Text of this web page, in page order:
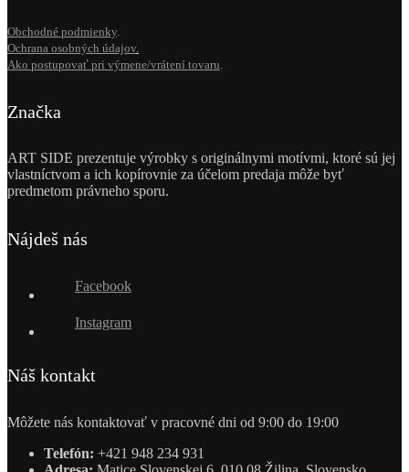
Obchodné podmienky.
Ochrana osobných údajov.
Ako postupovať pri výmene/vrátení tovaru.
Značka
ART SIDE prezentuje výrobky s originálnymi motívmi, ktoré sú jej
vlastníctvom a ich kopírovnie za účelom predaja môže byť
predmetom právneho sporu.
Nájdeš nás
Facebook
Instagram
Náš kontakt
Môžete nás kontaktovať v pracovné dni od 9:00 do 19:00
Telefón: +421 948 234 931